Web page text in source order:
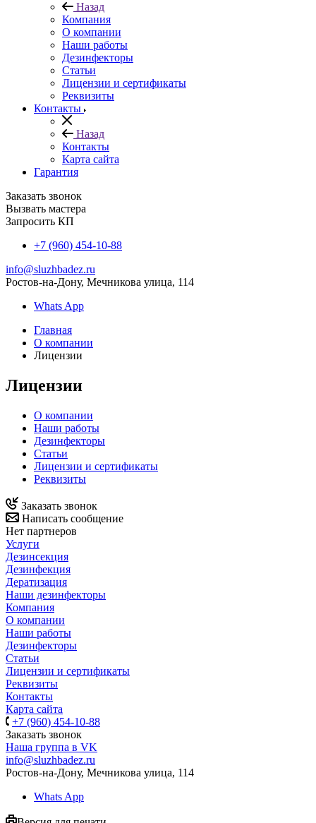
Назад
Компания
О компании
Наши работы
Дезинфекторы
Статьи
Лицензии и сертификаты
Реквизиты
Контакты
Назад
Контакты
Карта сайта
Гарантия
Заказать звонок
Вызвать мастера
Запросить КП
+7 (960) 454-10-88
info@sluzhbadez.ru
Ростов-на-Дону, Мечникова улица, 114
Whats App
Главная
О компании
Лицензии
Лицензии
О компании
Наши работы
Дезинфекторы
Статьи
Лицензии и сертификаты
Реквизиты
Заказать звонок
Написать сообщение
Нет партнеров
Услуги
Дезинсекция
Дезинфекция
Дератизация
Наши дезинфекторы
Компания
О компании
Наши работы
Дезинфекторы
Статьи
Лицензии и сертификаты
Реквизиты
Контакты
Карта сайта
+7 (960) 454-10-88
Заказать звонок
Наша группа в VK
info@sluzhbadez.ru
Ростов-на-Дону, Мечникова улица, 114
Whats App